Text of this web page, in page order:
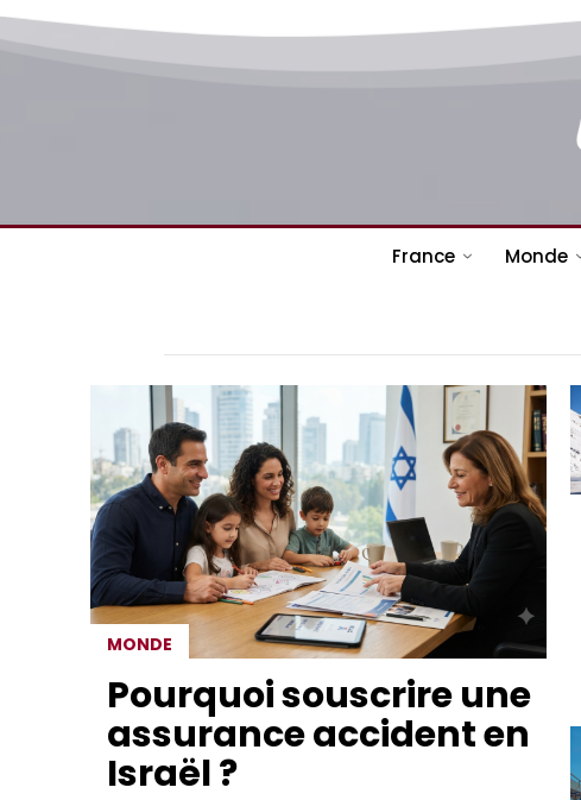
France Monde
MONDE
Pourquoi souscrire une
assurance accident en
Israël ?